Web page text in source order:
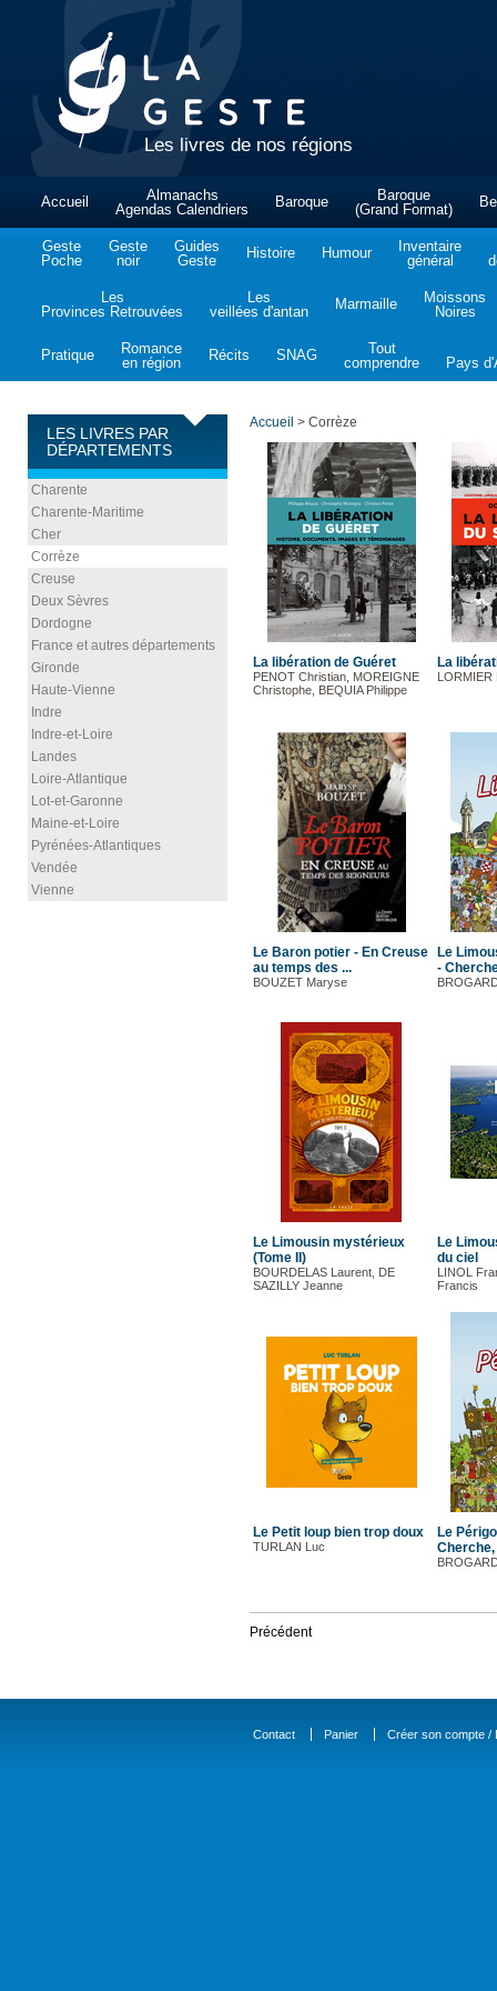
Les livres de nos régions
Accueil
Almanachs
Agendas Calendriers
Baroque
Baroque
(Grand Format)
Geste
Poche
Geste
noir
Guides
Geste
Histoire Humour
Inventaire
général
Les
Provinces Retrouvées
Les
veillées d'antan
Marmaille
Moissons
Noires
Pratique
Romance
en région
Récits SNAG
Tout
comprendre
Pays
LES LIVRES PAR
DÉPARTEMENTS
Charente
Charente-Maritime
Cher
Corrèze
Creuse
Deux Sèvres
Dordogne
France et autres départements
Gironde
Haute-Vienne
Indre
Indre-et-Loire
Landes
Loire-Atlantique
Lot-et-Garonne
Maine-et-Loire
Pyrénées-Atlantiques
Vendée
Vienne
Accueil > Corrèze
La libération de Guéret
PENOT Christian, MOREIGNE
Christophe, BEQUIA Philippe
La
LORMIER
Le Baron potier - En Creuse
au temps des ...
BOUZET Maryse
Le
-
Le Limousin mystérieux
(Tome II)
BOURDELAS Laurent, DE
SAZILLY Jeanne
Le
du ciel
LINOL
Francis
Le Petit loup bien trop doux
TURLAN Luc
Le
Précédent
Contact Panier Créer son compte /